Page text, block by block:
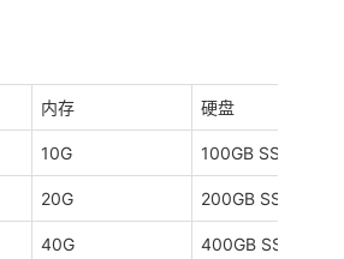
内存 硬盘
10G 100GB SSD
20G 200GB SSD
40G 400GB SSD